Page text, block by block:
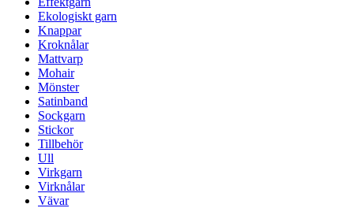
Ekologiskt garn
Knappar
Kroknålar
Mattvarp
Mohair
Mönster
Satinband
Sockgarn
Stickor
Tillbehör
Ull
Virkgarn
Virknålar
Vävar